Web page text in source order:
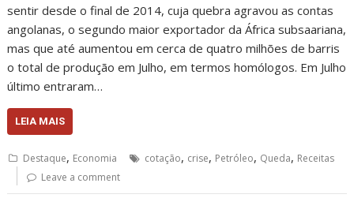
sentir desde o final de 2014, cuja quebra agravou as contas
angolanas, o segundo maior exportador da África subsaariana,
mas que até aumentou em cerca de quatro milhões de barris
o total de produção em Julho, em termos homólogos. Em Julho
último entraram…
LEIA MAIS
Destaque, Economia cotação, crise, Petróleo, Queda, Receitas
Leave a comment